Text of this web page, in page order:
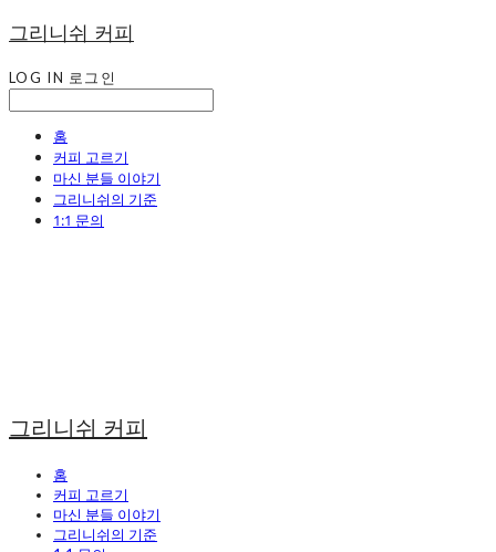
그리니쉬 커피
LOG IN 로그인
홈
커피 고르기
마신 분들 이야기
그리니쉬의 기준
1:1 문의
그리니쉬 커피
홈
커피 고르기
마신 분들 이야기
그리니쉬의 기준